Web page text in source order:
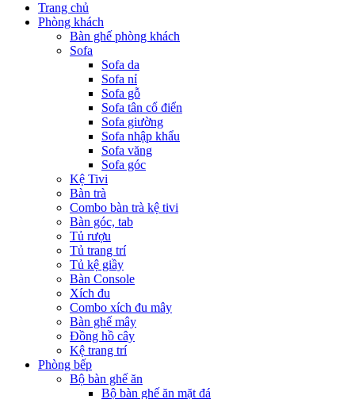
Trang chủ
Phòng khách
Bàn ghế phòng khách
Sofa
Sofa da
Sofa nỉ
Sofa gỗ
Sofa tân cổ điển
Sofa giường
Sofa nhập khẩu
Sofa văng
Sofa góc
Kệ Tivi
Bàn trà
Combo bàn trà kệ tivi
Bàn góc, tab
Tủ rượu
Tủ trang trí
Tủ kệ giầy
Bàn Console
Xích đu
Combo xích đu mây
Bàn ghế mây
Đồng hồ cây
Kệ trang trí
Phòng bếp
Bộ bàn ghế ăn
Bộ bàn ghế ăn mặt đá